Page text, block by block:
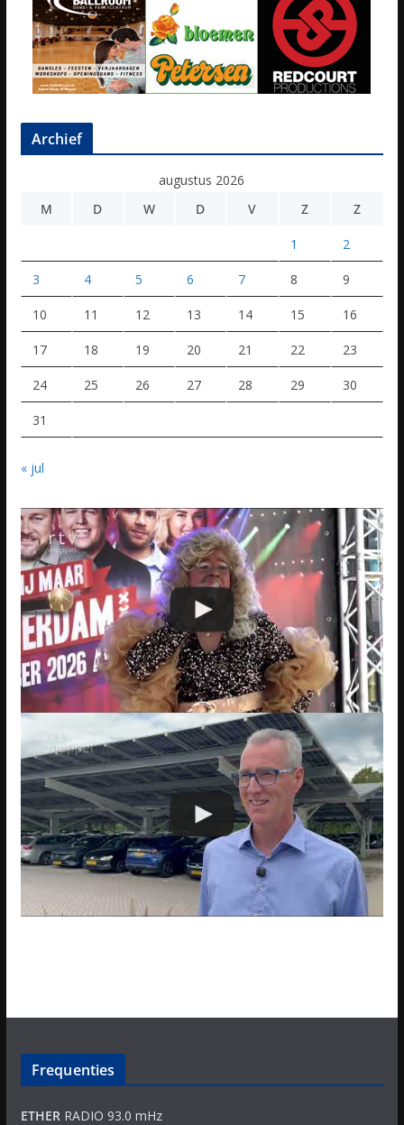
Archief
augustus 2026
M
D W D V Z Z
1 2
3 4 5 6 7 8 9
10 11 12 13 14 15 16
17 18 19 20 21 22 23
24 25 26 27 28 29 30
31
« jul
Frequenties
ETHERRADIO 93.0 mHz